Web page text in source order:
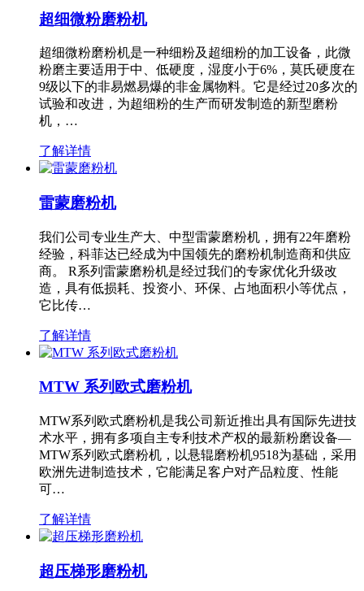
超细微粉磨粉机
超细微粉磨粉机是一种细粉及超细粉的加工设备，此微
粉磨主要适用于中、低硬度，湿度小于6%，莫氏硬度在
9级以下的非易燃易爆的非金属物料。它是经过20多次的
试验和改进，为超细粉的生产而研发制造的新型磨粉
机，…
了解详情
雷蒙磨粉机
我们公司专业生产大、中型雷蒙磨粉机，拥有22年磨粉
经验，科菲达已经成为中国领先的磨粉机制造商和供应
商。 R系列雷蒙磨粉机是经过我们的专家优化升级改
造，具有低损耗、投资小、环保、占地面积小等优点，
它比传…
了解详情
MTW 系列欧式磨粉机
MTW系列欧式磨粉机是我公司新近推出具有国际先进技
术水平，拥有多项自主专利技术产权的最新粉磨设备—
MTW系列欧式磨粉机，以悬辊磨粉机9518为基础，采用
欧洲先进制造技术，它能满足客户对产品粒度、性能
可…
了解详情
超压梯形磨粉机